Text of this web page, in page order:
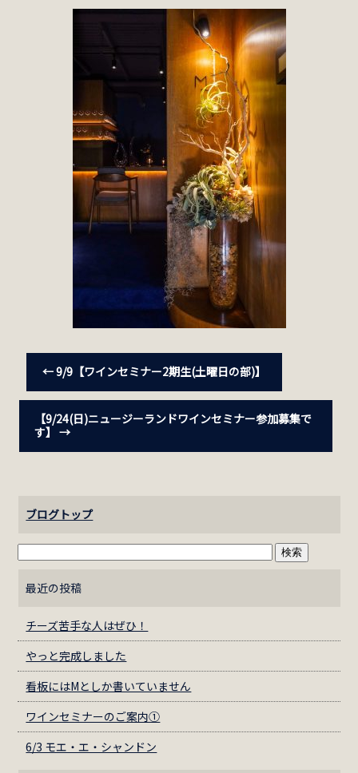
←9/9【ワインセミナー2期生(土曜日の部)】
【9/24(日)ニュージーランドワインセミナー参加募集で
す】→
ブログトップ
最近の投稿
チーズ苦手な人はぜひ！
やっと完成しました
看板にはМとしか書いていません
ワインセミナーのご案内①
6/3 モエ・エ・シャンドン